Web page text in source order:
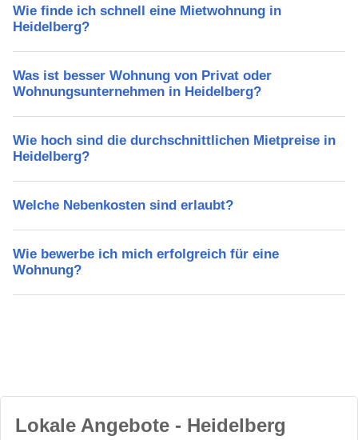
Wie finde ich schnell eine Mietwohnung in
Heidelberg?
Was ist besser Wohnung von Privat oder
Wohnungsunternehmen in Heidelberg?
Wie hoch sind die durchschnittlichen Mietpreise in
Heidelberg?
Welche Nebenkosten sind erlaubt?
Wie bewerbe ich mich erfolgreich für eine
Wohnung?
Lokale Angebote - Heidelberg